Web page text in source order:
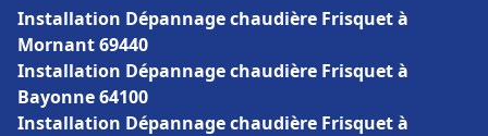
Installation Dépannage chaudière Frisquet à
Mornant 69440
Installation Dépannage chaudière Frisquet à
Bayonne 64100
Installation Dépannage chaudière Frisquet à